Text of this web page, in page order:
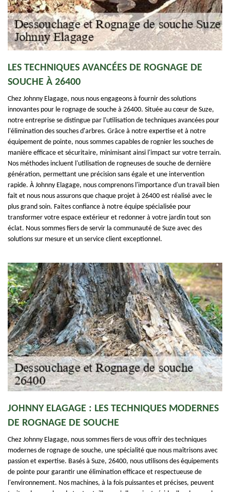
LES TECHNIQUES AVANCÉES DE ROGNAGE DE
SOUCHE À 26400
Chez Johnny Elagage, nous nous engageons à fournir des solutions
innovantes pour le rognage de souche à 26400. Située au cœur de Suze,
notre entreprise se distingue par l'utilisation de techniques avancées pour
l'élimination des souches d'arbres. Grâce à notre expertise et à notre
équipement de pointe, nous sommes capables de rognier les souches de
manière efficace et sécuritaire, minimisant ainsi l'impact sur votre terrain.
Nos méthodes incluent l'utilisation de rogneuses de souche de dernière
génération, permettant une précision sans égale et une intervention
rapide. À Johnny Elagage, nous comprenons l'importance d'un travail bien
fait et nous nous assurons que chaque projet à 26400 est réalisé avec le
plus grand soin. Faites confiance à notre équipe spécialisée pour
transformer votre espace extérieur et redonner à votre jardin tout son
éclat. Nous sommes fiers de servir la communauté de Suze avec des
solutions sur mesure et un service client exceptionnel.
JOHNNY ELAGAGE : LES TECHNIQUES MODERNES
DE ROGNAGE DE SOUCHE
Chez Johnny Elagage, nous sommes fiers de vous offrir des techniques
modernes de rognage de souche, une spécialité que nous maîtrisons avec
passion et expertise. Basés à Suze, 26400, nous utilisons des équipements
de pointe pour garantir une élimination efficace et respectueuse de
l'environnement. Nos machines, à la fois puissantes et précises, peuvent